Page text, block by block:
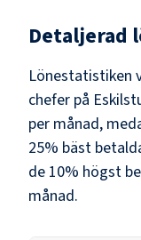
Detaljerad
Lönestatistiken
chefer på
per månad,
25% bäst
de 10% högst
månad.